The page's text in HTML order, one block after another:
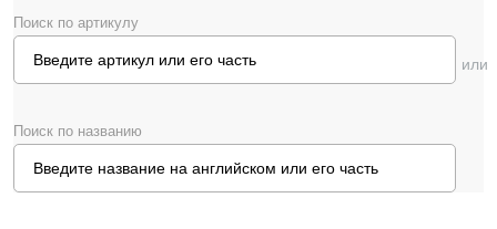
Производители
Технический сервис
Поиск по артикулу
Поиск по названию